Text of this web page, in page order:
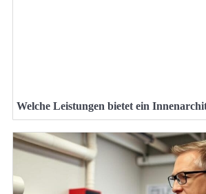
Welche Leistungen bietet ein